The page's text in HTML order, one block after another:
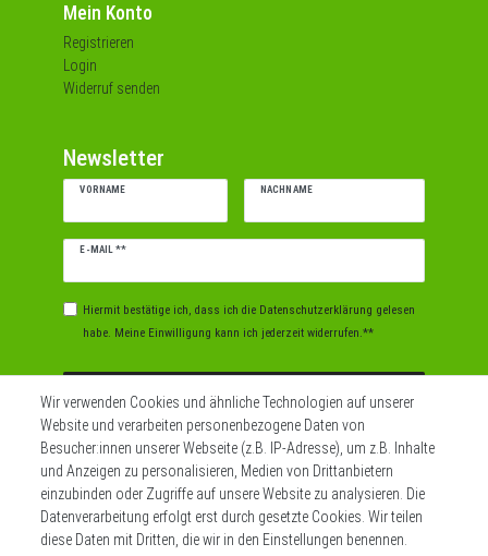
Mein Konto
Registrieren
Login
Widerruf senden
Newsletter
VORNAME NACHNAME
E-MAIL **
Newsletter
Hiermit bestätige ich, dass ich die Daten­schutz­erklärung gelesen
habe. Meine Einwilligung kann ich jederzeit widerrufen.**
** Hierbei handelt es sich um ein Pflichtfeld.
Widerrufs­recht Impressum
Wir verwenden Cookies und ähnliche Technologien auf unserer
Website und verarbeiten personenbezogene Daten von
Besucher:innen unserer Webseite (z.B. IP-Adresse), um z.B. Inhalte
und Anzeigen zu personalisieren, Medien von Drittanbietern
einzubinden oder Zugriffe auf unsere Website zu analysieren. Die
Datenverarbeitung erfolgt erst durch gesetzte Cookies. Wir teilen
diese Daten mit Dritten, die wir in den Einstellungen benennen.